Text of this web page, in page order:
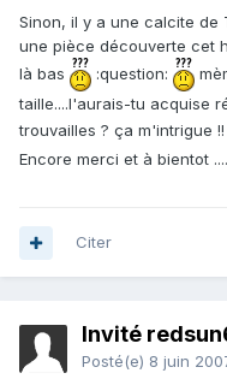
Sinon, il y a une calcite de
une pièce découverte cet
là bas
:question:
taille....l'aurais-tu acquise
trouvailles ? ça m'intrigue !!
Encore merci et à bientot
Citer
Invité
Posté(e) 8 juin